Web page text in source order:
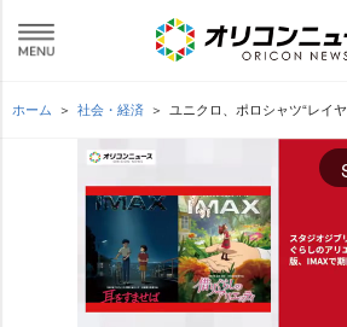
ホーム 社会・経済 ユニクロ、ポロシャツ“レイ